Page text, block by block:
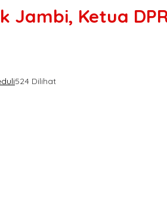
Jambi, Ketua
524 Dilihat